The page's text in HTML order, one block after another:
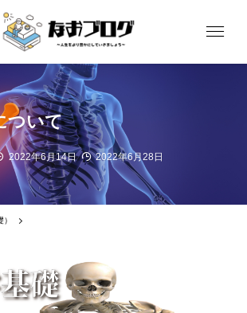
ついて
2022年6月14日 2022年6月28日